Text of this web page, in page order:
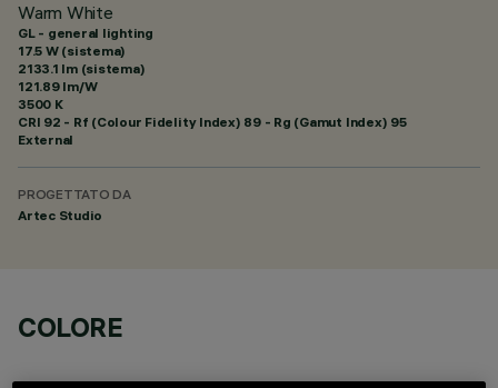
Warm White
GL - general lighting
17.5 W (sistema)
2133.1 lm (sistema)
121.89 lm/W
3500 K
CRI 92 - Rf (Colour Fidelity Index) 89 - Rg (Gamut Index) 95
External
PROGETTATO DA
Artec Studio
COLORE